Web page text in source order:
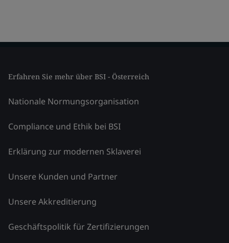
Erfahren Sie mehr über BSI - Österreich
Nationale Normungsorganisation
Compliance und Ethik bei BSI
Erklärung zur modernen Sklaverei
Unsere Kunden und Partner
Unsere Akkreditierung
Geschäftspolitik für Zertifizierungen